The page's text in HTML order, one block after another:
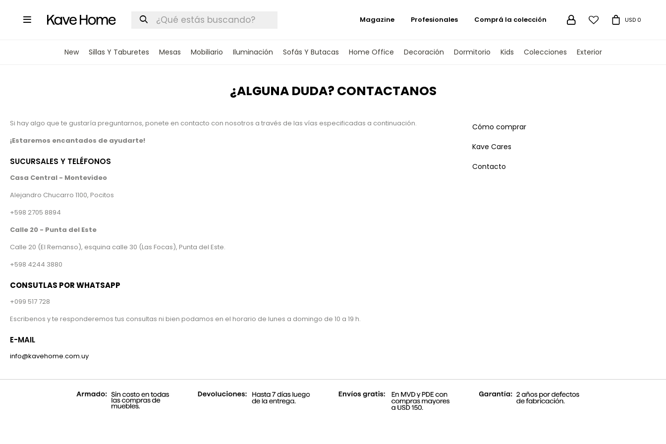

New Sillas Y Taburetes Mesas Mobiliario Iluminación Sofás Y Butacas Home Office Decoración Dormitorio Kids Colecciones Exterior
 USD 0
Magazine Profesionales Comprá la colección
¿ALGUNA DUDA? CONTACTANOS
Si hay algo que te gustaría preguntarnos, ponete en contacto con nosotros a través de las vías especificadas a continuación.
¡Estaremos encantados de ayudarte!
SUCURSALES Y TELÉFONOS
Casa Central - Montevideo
Alejandro Chucarro 1100, Pocitos
+598 2705 8894
Calle 20 - Punta del Este
Calle 20 (El Remanso), esquina calle 30 (Las Focas), Punta del Este.
+598 4244 3880
CONSUTLAS POR WHATSAPP
+099 517 728
Escribenos y te responderemos tus consultas ni bien podamos en el horario de lunes a domingo de 10 a 19 h.
E-MAIL
info@kavehome.com.uy
Cómo comprar
Kave Cares
Contacto